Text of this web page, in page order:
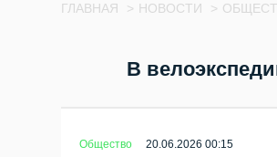
ГЛАВНАЯ > НОВОСТИ >
В
Общество 20.06.2026 00:15